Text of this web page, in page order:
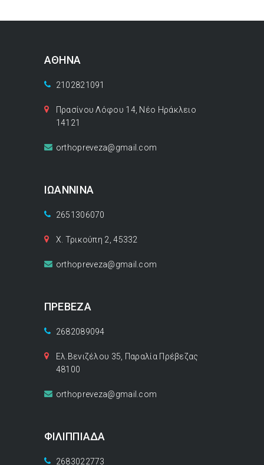
ΑΘΗΝΑ
2102821091
Πρασίνου Λόφου 14, Νέο Ηράκλειο
14121
orthopreveza@gmail.com
ΙΩΑΝΝΙΝΑ
2651306070
Χ. Τρικούπη 2, 45332
orthopreveza@gmail.com
ΠΡΕΒΕΖΑ
2682089094
Ελ.Βενιζέλου 35, Παραλία Πρέβεζας
48100
orthopreveza@gmail.com
ΦΙΛΙΠΠΙΑΔΑ
2683022773